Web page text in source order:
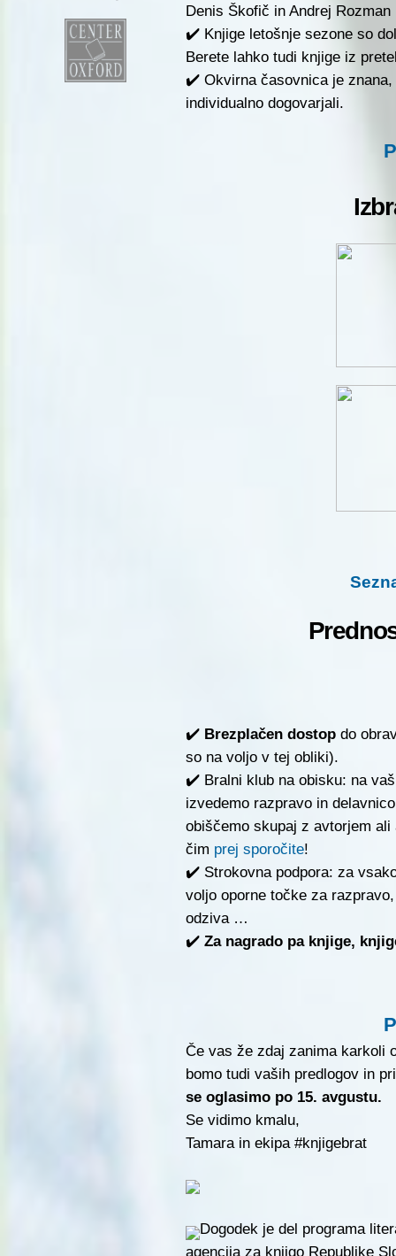
Denis Škofič in Andrej Rozman
✔️ Knjige letošnje sezone so
Berete lahko tudi knjige iz
✔️ Okvirna časovnica je
individualno dogovarjali.
✔️ Brezplačen dostop do
so na voljo v tej obliki).
✔️ Bralni klub na obisku: na
izvedemo razpravo in
obiščemo skupaj z avtorjem
čim prej sporočite!
✔️ Strokovna podpora: za
voljo oporne točke za
odziva …
✔️ Za nagrado pa knjige,
Če vas že zdaj zanima karkoli
bomo tudi vaših predlogov in
se oglasimo po 15. avgustu.
Se vidimo kmalu,
Tamara in ekipa #knjigebrat
Dogodek je del programa
agencija za knjigo Republike